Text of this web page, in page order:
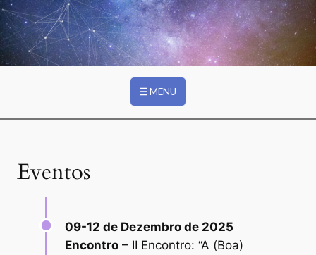
Ir para o conteúdo principal
EVENTOS
MENU
Eventos
09-12 de Dezembro de 2025
Encontro – II Encontro: “A (Boa)